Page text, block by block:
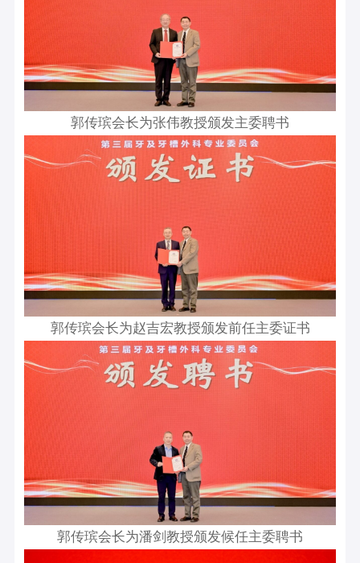
郭传瑸会长为张伟教授颁发主委聘书
郭传瑸会长为赵吉宏教授颁发前任主委证书
郭传瑸会长为潘剑教授颁发候任主委聘书